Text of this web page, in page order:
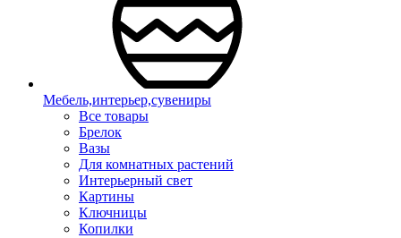
Мебель,интерьер,сувениры
Все товары
Брелок
Вазы
Для комнатных растений
Интерьерный свет
Картины
Ключницы
Копилки